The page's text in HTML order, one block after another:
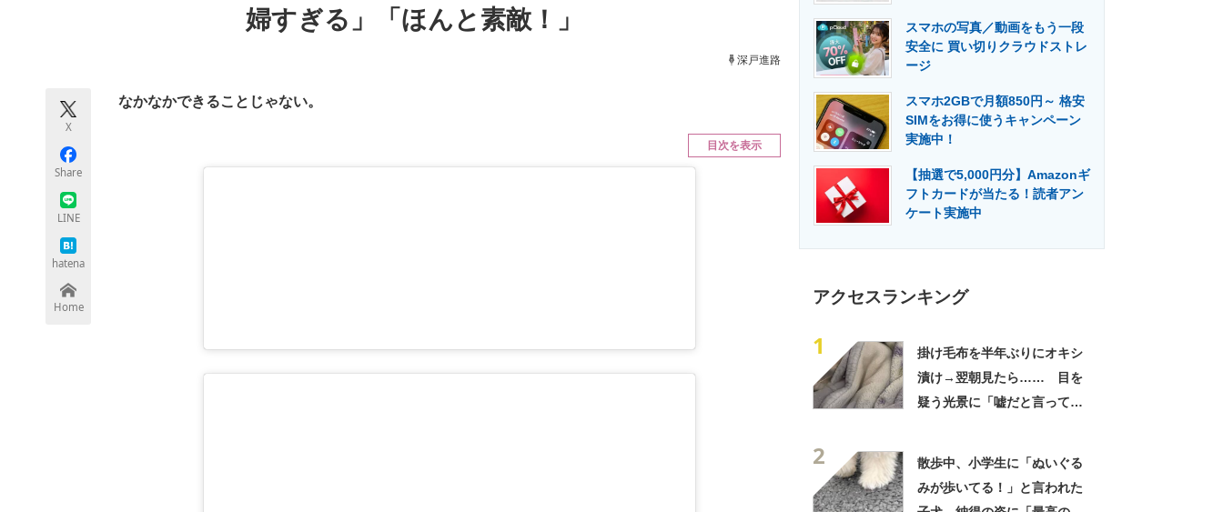
エネルギーの専門メディア 建設×テクノロジーの最前線
婦すぎる」「ほんと素敵！」
深戸進路
X
Share
LINE
hatena
Home
なかなかできることじゃない。
目次を表示
スマホの写真／動画をもう一段
安全に 買い切りクラウドストレ
ージ
スマホ2GBで月額850円～ 格安
SIMをお得に使うキャンペーン
実施中！
【抽選で5,000円分】Amazonギ
フトカードが当たる！読者アン
ケート実施中
アクセスランキング
1
掛け毛布を半年ぶりにオキシ
漬け→翌朝見たら…… 目を
疑う光景に「嘘だと言ってく
2
散歩中、小学生に「ぬいぐる
みが歩いてる！」と言われた